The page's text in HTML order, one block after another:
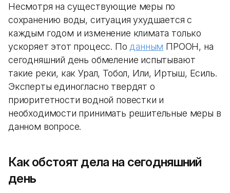
Несмотря на существующие меры по
сохранению воды, ситуация ухудшается с
каждым годом и изменение климата только
ускоряет этот процесс. По данным ПРООН, на
сегодняшний день обмеление испытывают
такие реки, как Урал, Тобол, Или, Иртыш, Есиль.
Эксперты единогласно твердят о
приоритетности водной повестки и
необходимости принимать решительные меры в
данном вопросе.
Как обстоят дела на сегодняшний
день